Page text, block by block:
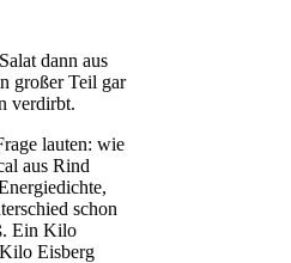
dann aus
großer Teil gar
verdirbt.
lauten: wie
aus Rind
schon
Ein Kilo
Eisberg